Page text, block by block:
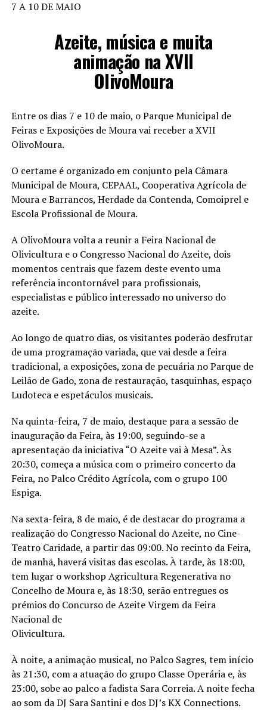
7 A 10 DE MAIO
Azeite, música e muita
animação na XVII
OlivoMoura
Entre os dias 7 e 10 de maio, o Parque Municipal de
Feiras e Exposições de Moura vai receber a XVII
OlivoMoura.
O certame é organizado em conjunto pela Câmara
Municipal de Moura, CEPAAL, Cooperativa Agrícola de
Moura e Barrancos, Herdade da Contenda, Comoiprel e
Escola Profissional de Moura.
A OlivoMoura volta a reunir a Feira Nacional de
Olivicultura e o Congresso Nacional do Azeite, dois
momentos centrais que fazem deste evento uma
referência incontornável para profissionais,
especialistas e público interessado no universo do
azeite.
Ao longo de quatro dias, os visitantes poderão desfrutar
de uma programação variada, que vai desde a feira
tradicional, a exposições, zona de pecuária no Parque de
Leilão de Gado, zona de restauração, tasquinhas, espaço
Ludoteca e espetáculos musicais.
Na quinta-feira, 7 de maio, destaque para a sessão de
inauguração da Feira, às 19:00, seguindo-se a
apresentação da iniciativa “O Azeite vai à Mesa”. Às
20:30, começa a música com o primeiro concerto da
Feira, no Palco Crédito Agrícola, com o grupo 100
Espiga.
Na sexta-feira, 8 de maio, é de destacar do programa a
realização do Congresso Nacional do Azeite, no Cine-
Teatro Caridade, a partir das 09:00. No recinto da Feira,
de manhã, haverá visitas das escolas. À tarde, às 18:00,
tem lugar o workshop Agricultura Regenerativa no
Concelho de Moura e, às 18:30, serão entregues os
prémios do Concurso de Azeite Virgem da Feira
Nacional de
Olivicultura.
À noite, a animação musical, no Palco Sagres, tem início
às 21:30, com a atuação do grupo Classe Operária e, às
23:00, sobe ao palco a fadista Sara Correia. A noite fecha
ao som da DJ Sara Santini e dos DJ’s KX Connections.